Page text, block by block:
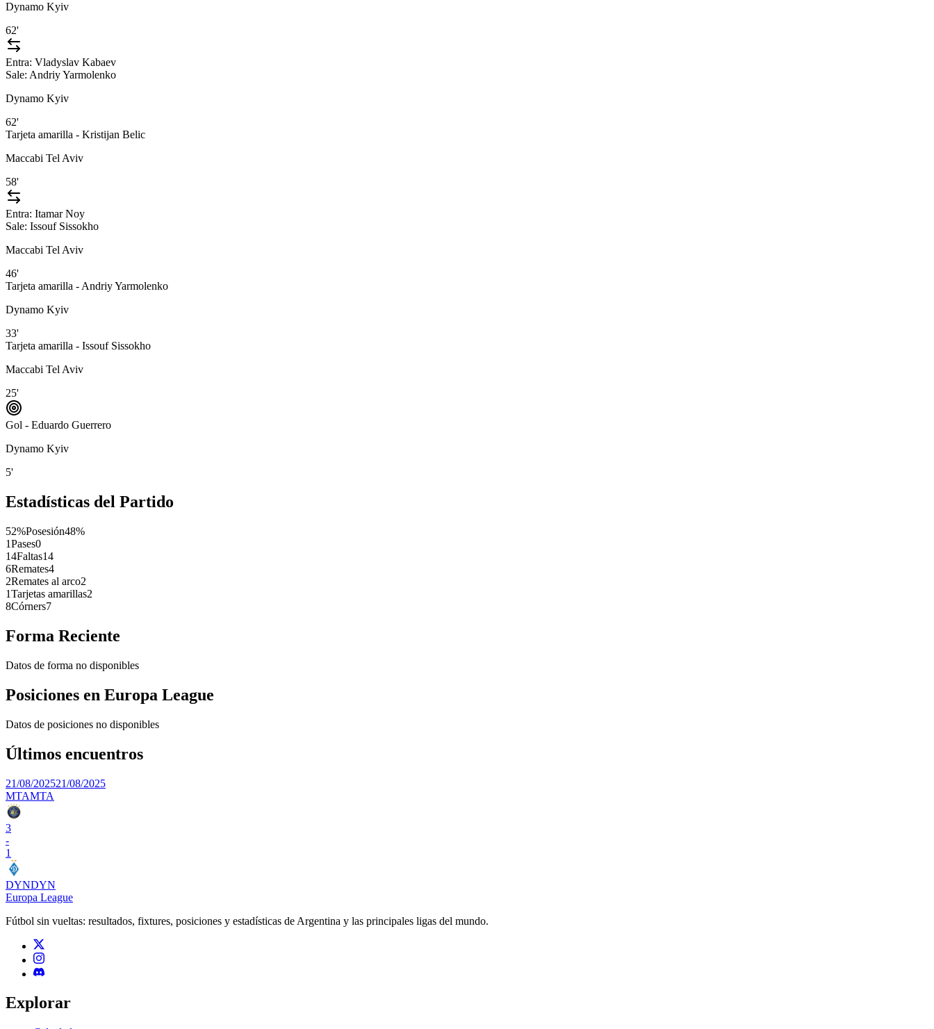
Dynamo Kyiv
62'
Entra: Vladyslav Kabaev
Sale: Andriy Yarmolenko
Dynamo Kyiv
62'
Tarjeta amarilla - Kristijan Belic
Maccabi Tel Aviv
58'
Entra: Itamar Noy
Sale: Issouf Sissokho
Maccabi Tel Aviv
46'
Tarjeta amarilla - Andriy Yarmolenko
Dynamo Kyiv
33'
Tarjeta amarilla - Issouf Sissokho
Maccabi Tel Aviv
25'
Gol - Eduardo Guerrero
Dynamo Kyiv
5'
Estadísticas del Partido
52%Posesión48%
1Pases0
14Faltas14
6Remates4
2Remates al arco2
1Tarjetas amarillas2
8Córners7
Forma Reciente
Datos de forma no disponibles
Posiciones en Europa League
Datos de posiciones no disponibles
Últimos encuentros
21/08/202521/08/2025
MTAMTA
3
-
1
DYNDYN
Europa League
Fútbol sin vueltas: resultados, fixtures, posiciones y estadísticas de Argentina y las principales ligas del mundo.
Explorar